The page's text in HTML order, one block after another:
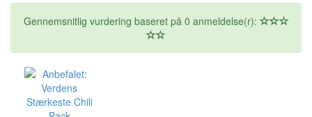
Gennemsnitlig vurdering baseret på 0 anmeldelse(r):